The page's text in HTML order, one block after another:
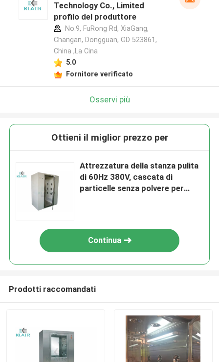
Technology Co., Limited
profilo del produttore
No.9, FuRong Rd, XiaGang,
Changan, Dongguan, GD 523861,
China ,La Cina
5.0
Fornitore verificato
Osservi più
Ottieni il miglior prezzo per
Attrezzatura della stanza pulita
di 60Hz 380V, cascata di
particelle senza polvere per
Continua
Prodotti raccomandati